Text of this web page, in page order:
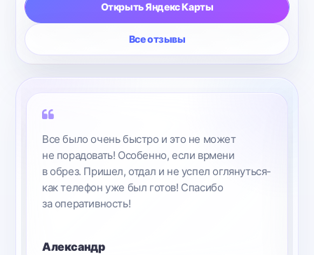
Открыть Яндекс Карты
Все отзывы
Все было очень быстро и это не может
не порадовать! Особенно, если врмени
в обрез. Пришел, отдал и не успел оглянуться-
как телефон уже был готов! Спасибо
за оперативность!
Александр